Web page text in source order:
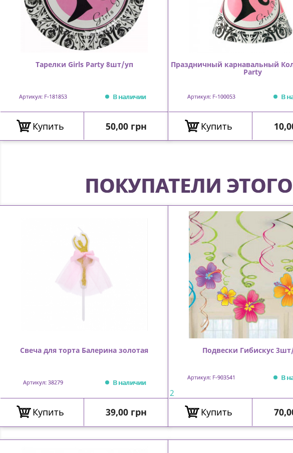
Тарелки Girls Party 8шт/уп
Артикул: F-181853 В наличии
Купить Цена
50,00 грн
Праздничный карнавальный
Party
Артикул: F-100053 В
Купить
ПОКУПАТЕЛИ
Свеча для торта Балерина золотая
Артикул: 38279 В наличии
Купить Цена
39,00 грн
Подвески Гибискус
Артикул: F-903541 В
2
Купить